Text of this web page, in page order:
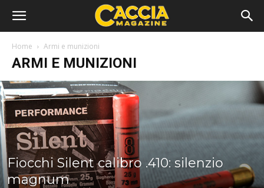
Home Armi e munizioni
ARMI E MUNIZIONI
Fiocchi Silent calibro .410: silenzio
magnum